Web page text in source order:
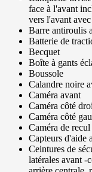
face à l'avant
vers l'avant
Barre antiroulis
Batterie de
Becquet
Boîte à gants
Boussole
Calandre noire
Caméra avant
Caméra côté
Caméra côté
Caméra de recul
Capteurs d'aide
Ceintures de
latérales avant -